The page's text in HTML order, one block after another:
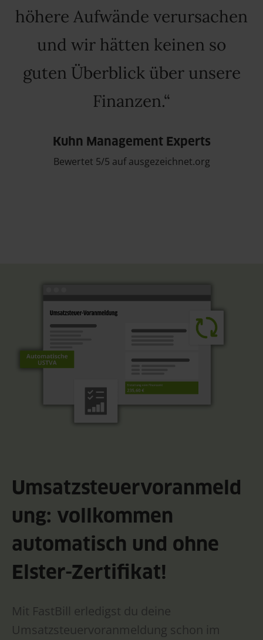
höhere Aufwände verursachen
und wir hätten keinen so
guten Überblick über unsere
Finanzen.
Kuhn Management Experts
Bewertet 5/5 auf ausgezeichnet.org
Umsatzsteuervoranmeld
ung: vollkommen
automatisch und ohne
Elster-Zertifikat!
Mit FastBill erledigst du deine
Umsatzsteuervoranmeldung schon im